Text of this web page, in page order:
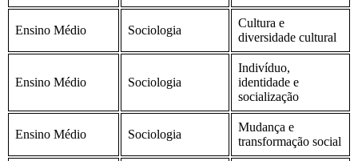
Ensino Médio Sociologia
Cultura e
diversidade cultural
Ensino Médio Sociologia
Indivíduo,
identidade e
socialização
Ensino Médio Sociologia
Mudança e
transformação social